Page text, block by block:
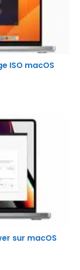
ISO macOS
sur macOS